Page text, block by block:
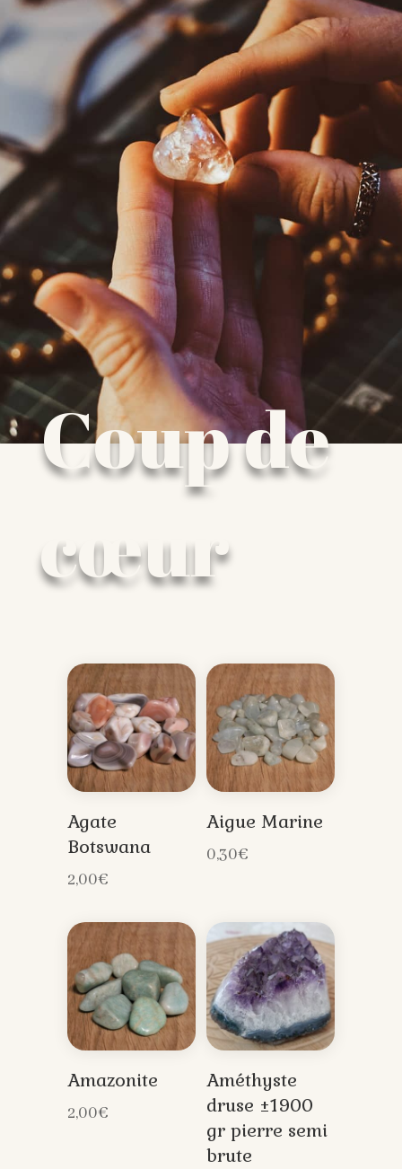
Coup de
cœur
Agate
Botswana
2,00€
Aigue Marine
0,30€
Amazonite
2,00€
Améthyste
druse ±1900
gr pierre semi
brute